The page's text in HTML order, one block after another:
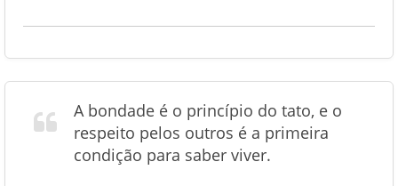
A bondade é o princípio do tato, e o
respeito pelos outros é a primeira
condição para saber viver.